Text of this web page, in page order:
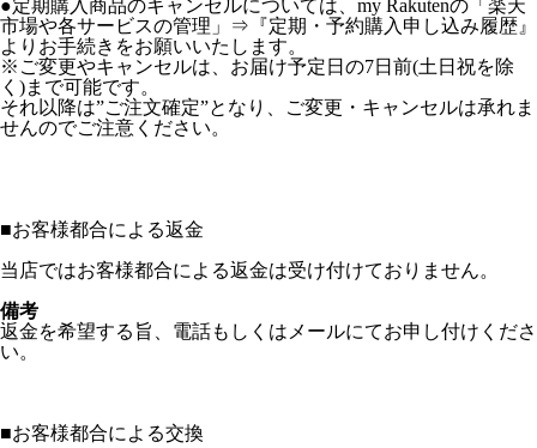
●定期購入商品のキャンセルについては、my Rakutenの「楽天
市場や各サービスの管理」⇒『定期・予約購入申し込み履歴』
よりお手続きをお願いいたします。
※ご変更やキャンセルは、お届け予定日の7日前(土日祝を除
く)まで可能です。
それ以降は”ご注文確定”となり、ご変更・キャンセルは承れま
せんのでご注意ください。
■お客様都合による返金
当店ではお客様都合による返金は受け付けておりません。
備考
返金を希望する旨、電話もしくはメールにてお申し付けくださ
い。
■お客様都合による交換